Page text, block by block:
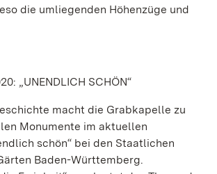
die umliegenden Höhenzüge und
„UNENDLICH SCHÖN“
macht die Grabkapelle zu
Monumente im aktuellen
schön“ bei den Staatlichen
Baden-Württemberg.